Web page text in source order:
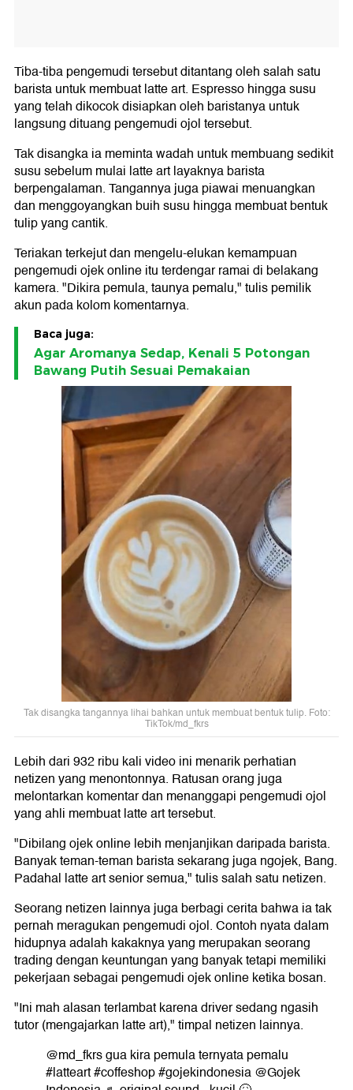
Tiba-tiba pengemudi tersebut ditantang oleh salah satu
barista untuk membuat latte art. Espresso hingga susu
yang telah dikocok disiapkan oleh baristanya untuk
langsung dituang pengemudi ojol tersebut.
Tak disangka ia meminta wadah untuk membuang sedikit
susu sebelum mulai latte art layaknya barista
berpengalaman. Tangannya juga piawai menuangkan
dan menggoyangkan buih susu hingga membuat bentuk
tulip yang cantik.
Teriakan terkejut dan mengelu-elukan kemampuan
pengemudi ojek online itu terdengar ramai di belakang
kamera. "Dikira pemula, taunya pemalu," tulis pemilik
akun pada kolom komentarnya.
Baca juga:
Agar Aromanya Sedap, Kenali 5 Potongan
Bawang Putih Sesuai Pemakaian
Tak disangka tangannya lihai bahkan untuk membuat bentuk tulip. Foto:
TikTok/md_fkrs
Lebih dari 932 ribu kali video ini menarik perhatian
netizen yang menontonnya. Ratusan orang juga
melontarkan komentar dan menanggapi pengemudi ojol
yang ahli membuat latte art tersebut.
"Dibilang ojek online lebih menjanjikan daripada barista.
Banyak teman-teman barista sekarang juga ngojek, Bang.
Padahal latte art senior semua," tulis salah satu netizen.
Seorang netizen lainnya juga berbagi cerita bahwa ia tak
pernah meragukan pengemudi ojol. Contoh nyata dalam
hidupnya adalah kakaknya yang merupakan seorang
trading dengan keuntungan yang banyak tetapi memiliki
pekerjaan sebagai pengemudi ojek online ketika bosan.
"Ini mah alasan terlambat karena driver sedang ngasih
tutor (mengajarkan latte art)," timpal netizen lainnya.
@md_fkrsgua kira pemula ternyata pemalu
#latteart#coffeshop#gojekindonesia@Gojek